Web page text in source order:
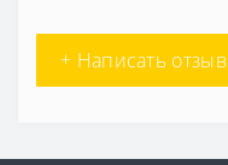
+ Написать отзыв